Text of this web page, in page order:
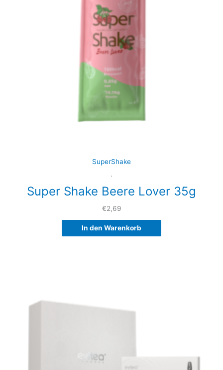
SuperShake
.
Super Shake Beere Lover 35g
€2,69
In den Warenkorb